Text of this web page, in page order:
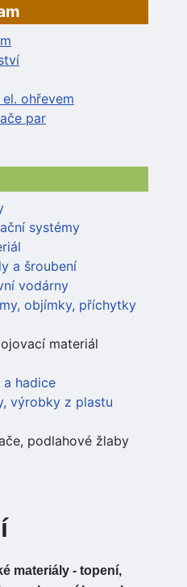
ohřevem
par
systémy
a šroubení
vodárny
objímky, příchytky
materiál
a hadice
výrobky z plastu
podlahové žlaby
materiály - topení,